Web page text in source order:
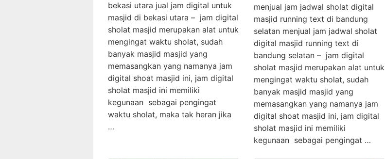
bekasi utara jual jam digital untuk
masjid di bekasi utara – jam digital
sholat masjid merupakan alat untuk
mengingat waktu sholat, sudah
banyak masjid masjid yang
memasangkan yang namanya jam
digital shoat masjid ini, jam digital
sholat masjid ini memiliki
kegunaan sebagai pengingat
waktu sholat, maka tak heran jika
…
menjual jam jadwal sholat digital
masjid running text di bandung
selatan menjual jam jadwal sholat
digital masjid running text di
bandung selatan – jam digital
sholat masjid merupakan alat untuk
mengingat waktu sholat, sudah
banyak masjid masjid yang
memasangkan yang namanya jam
digital shoat masjid ini, jam digital
sholat masjid ini memiliki
kegunaan sebagai pengingat …